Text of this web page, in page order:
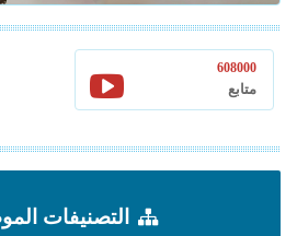
608000
متابع
التصنيفات